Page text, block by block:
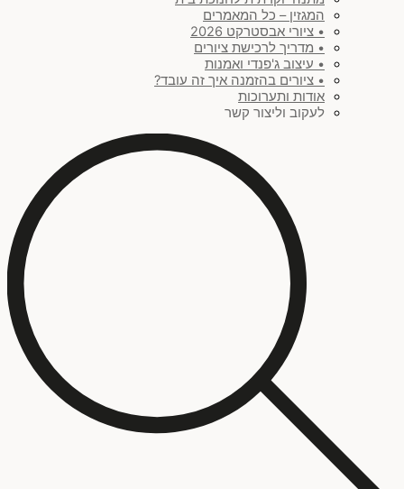
המגזין – כל המאמרים
• ציורי אבסטרקט 2026
• מדריך לרכישת ציורים
• עיצוב ג'פנדי ואמנות
• ציורים בהזמנה איך זה עובד?
אודות ותערוכות
לעקוב וליצור קשר